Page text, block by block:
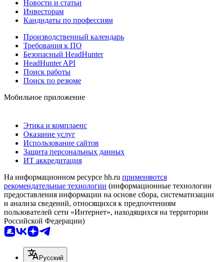
Новости и статьи
Инвесторам
Кандидаты по профессиям
Производственный календарь
Требования к ПО
Безопасный HeadHunter
HeadHunter API
Поиск работы
Поиск по резюме
Мобильное приложение
Этика и комплаенс
Оказание услуг
Использование сайтов
Защита персональных данных
ИТ аккредитация
На информационном ресурсе hh.ru применяются
рекомендательные технологии (информационные технологии
предоставления информации на основе сбора, систематизации
и анализа сведений, относящихся к предпочтениям
пользователей сети «Интернет», находящихся на территории
Российской Федерации)
Русский